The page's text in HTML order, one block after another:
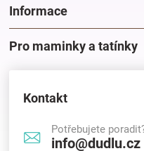
Informace
Pro maminky a tatínky
Kontakt
Potřebujete
info@dudlu.cz